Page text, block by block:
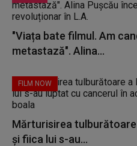
"Viața bate filmul. Am
metastază". Alina...
FILM NOW
Mărturisirea tulburătoare
și fiica lui s-au...